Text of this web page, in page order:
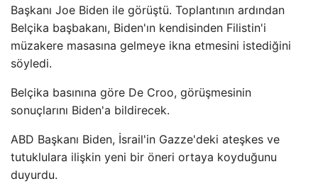
Başkanı Joe Biden ile görüştü. Toplantının ardından
Belçika başbakanı, Biden'ın kendisinden Filistin'i
müzakere masasına gelmeye ikna etmesini istediğini
söyledi.
Belçika basınına göre De Croo, görüşmesinin
sonuçlarını Biden'a bildirecek.
ABD Başkanı Biden, İsrail'in Gazze'deki ateşkes ve
tutuklulara ilişkin yeni bir öneri ortaya koyduğunu
duyurdu.